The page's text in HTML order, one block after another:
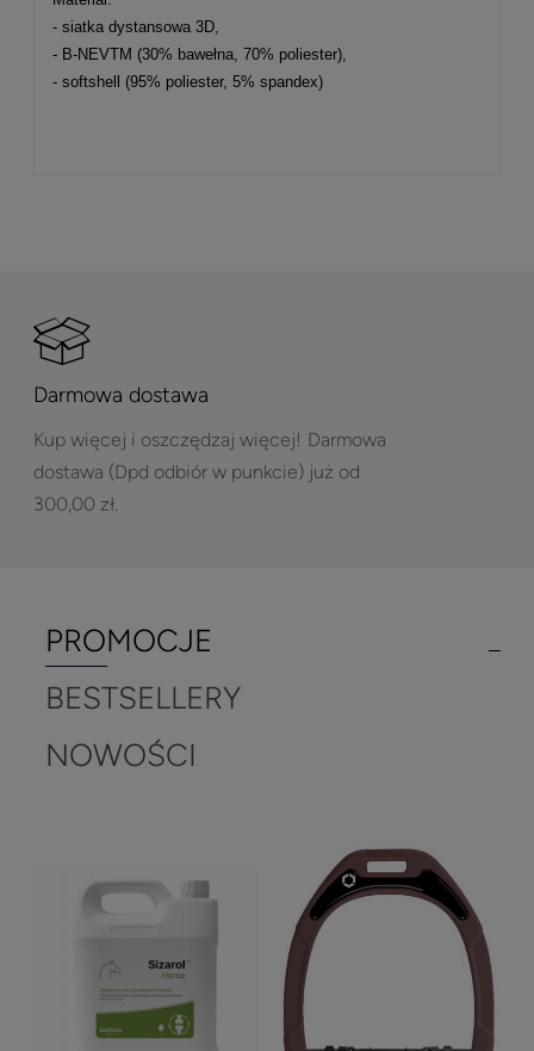
- siatka dystansowa 3D,
- B-NEVTM (30% bawełna, 70% poliester),
- softshell (95% poliester, 5% spandex)
Darmowa dostawa
Kup więcej i oszczędzaj więcej! Darmowa
dostawa (Dpd odbiór w punkcie) już od
300,00 zł.
PROMOCJE
NOWOŚCI
BESTSELLERY